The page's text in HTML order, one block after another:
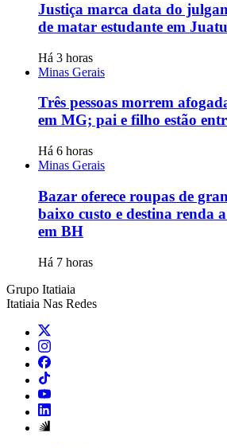
Justiça marca data do
de matar estudante em
Há 3 horas
Minas Gerais
Três pessoas morrem
em MG; pai e filho estão
Há 6 horas
Minas Gerais
Bazar oferece roupas de
baixo custo e destina renda
em BH
Há 7 horas
Grupo Itatiaia
Itatiaia Nas Redes